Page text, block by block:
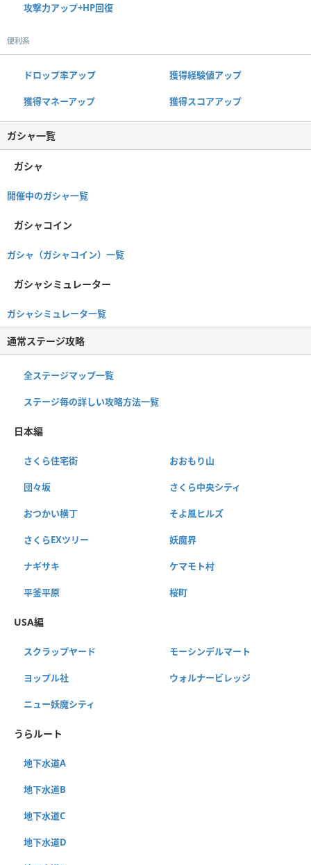
攻撃力アップ+HP回復
便利系
ドロップ率アップ 獲得経験値アップ
獲得マネーアップ 獲得スコアアップ
ガシャ一覧
ガシャ
開催中のガシャ一覧
ガシャコイン
ガシャ（ガシャコイン）一覧
ガシャシミュレーター
ガシャシミュレータ一覧
通常ステージ攻略
全ステージマップ一覧
ステージ毎の詳しい攻略方法一覧
日本編
さくら住宅街 おおもり山
団々坂 さくら中央シティ
おつかい横丁 そよ風ヒルズ
さくらEXツリー 妖魔界
ナギサキ ケマモト村
平釜平原 桜町
USA編
スクラップヤード モーシンデルマート
ヨップル社 ウォルナービレッジ
ニュー妖魔シティ
うらルート
地下水道A
地下水道B
地下水道C
地下水道D